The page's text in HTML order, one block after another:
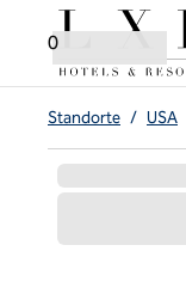
Weiter zum Inhalt
0
,
Standorte / USA